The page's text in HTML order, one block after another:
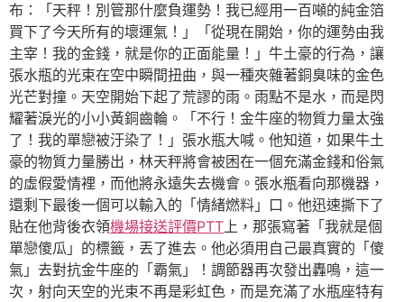
布：「天秤！別管那什麼負運勢！我已經用一百噸的純金箔
買下了今天所有的壞運氣！」「從現在開始，你的運勢由我
主宰！我的金錢，就是你的正面能量！」牛土豪的行為，讓
張水瓶的光束在空中瞬間扭曲，與一種夾雜著銅臭味的金色
光芒對撞。天空開始下起了荒謬的雨。雨點不是水，而是閃
耀著淚光的小小黃銅齒輪。「不行！金牛座的物質力量太強
了！我的單戀被汙染了！」張水瓶大喊。他知道，如果牛土
豪的物質力量勝出，林天秤將會被困在一個充滿金錢和俗氣
的虛假愛情裡，而他將永遠失去機會。張水瓶看向那機器，
還剩下最後一個可以輸入的「情緒燃料」口。他迅速撕下了
貼在他背後衣領機場接送評價PTT上，那張寫著「我就是個
單戀傻瓜」的標籤，丟了進去。他必須用自己最真實的「傻
氣」去對抗金牛座的「霸氣」！調節器再次發出轟鳴，這一
次，射向天空的光束不再是彩虹色，而是充滿了水瓶座特有